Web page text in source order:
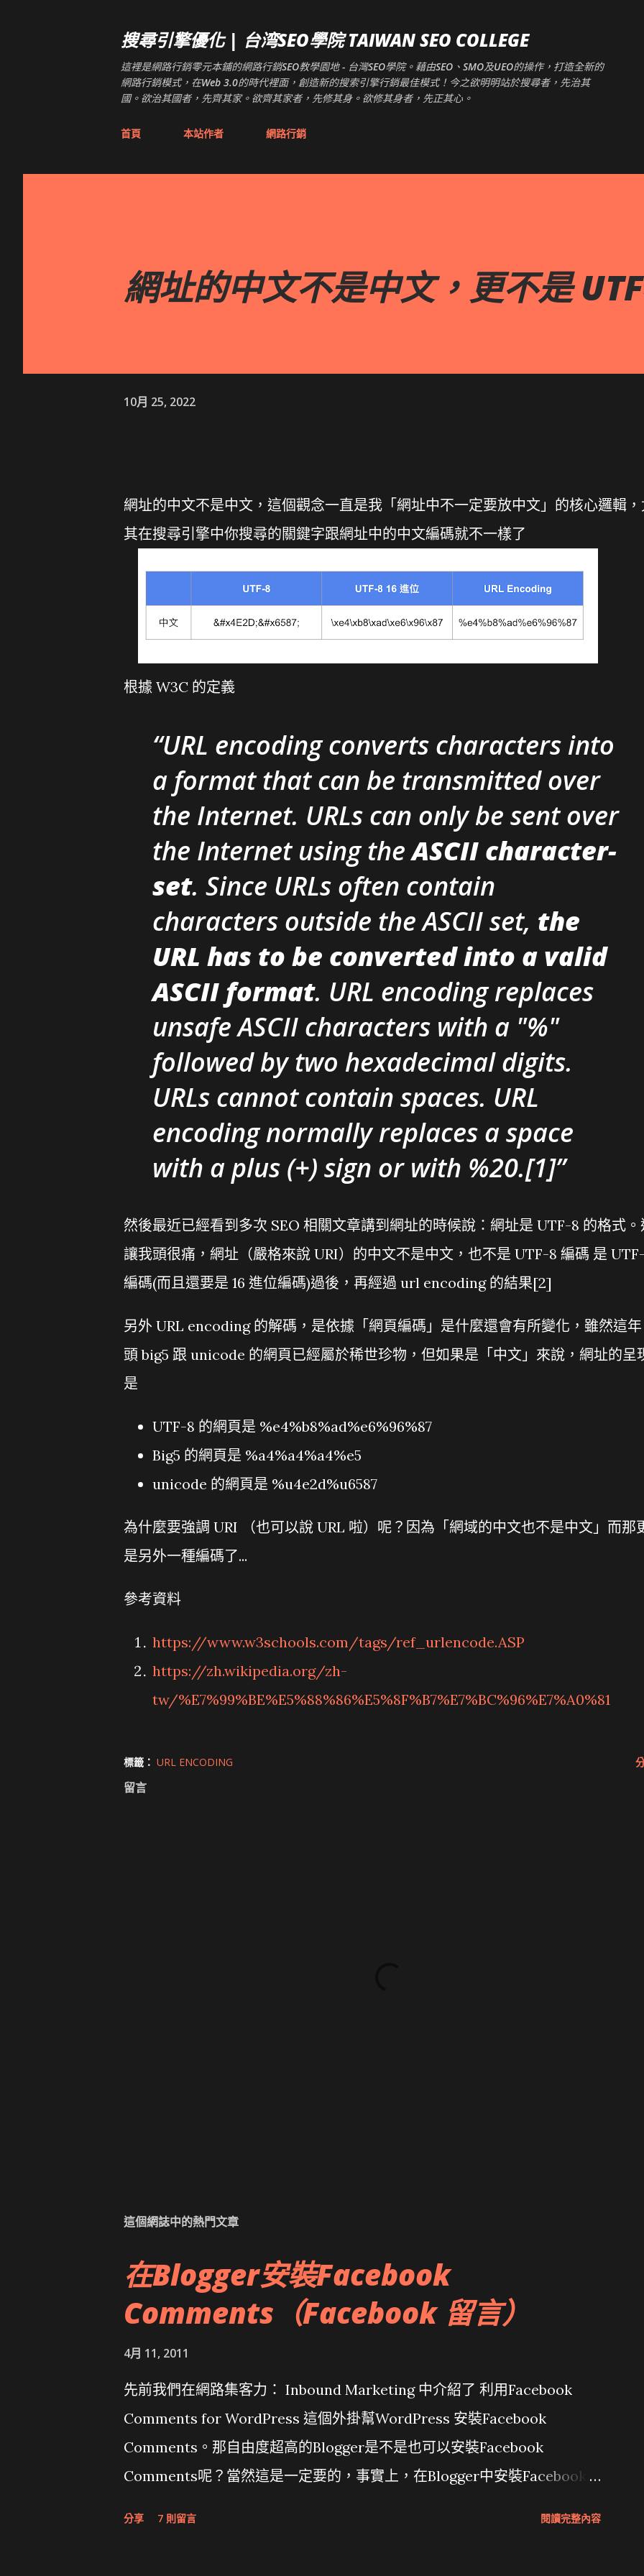
搜尋引擎優化 | 台湾SEO學院 TAIWAN SEO COLLEGE
這裡是網路行銷零元本鋪的網路行銷SEO教學園地 - 台灣SEO學院。藉由SEO、SMO及UEO的操作，打造全新的
網路行銷模式，在Web 3.0的時代裡面，創造新的搜索引擎行銷最佳模式！今之欲明明站於搜尋者，先治其
國。欲治其國者，先齊其家。欲齊其家者，先修其身。欲修其身者，先正其心。
首頁 本站作者 網路行銷
網址的中文不是中文，更不是
10月 25, 2022
網址的中文不是中文，這個觀念一直是我「網址中不一定要放中文」的核心邏輯
其在搜尋引擎中你搜尋的關鍵字跟網址中的中文編碼就不一樣了
根據 W3C 的定義
URL encoding converts characters into
a format that can be transmitted over
the Internet. URLs can only be sent over
the Internet using theASCII character-
set. Since URLs often contain
characters outside the ASCII set, the
URL has to be converted into a valid
ASCII format. URL encoding replaces
unsafe ASCII characters with a "%"
followed by two hexadecimal digits.
URLs cannot contain spaces. URL
encoding normally replaces a space
with a plus (+) sign or with %20.[1]
然後最近已經看到多次 SEO 相關文章講到網址的時候說：網址是 UTF-8 的格式。
讓我頭很痛，網址（嚴格來說 URI）的中文不是中文，也不是 UTF-8 編碼 是
編碼(而且還要是 16 進位編碼)過後，再經過 url encoding 的結果[2]
另外 URL encoding 的解碼，是依據「網頁編碼」是什麼還會有所變化，雖然這年
頭 big5 跟 unicode 的網頁已經屬於稀世珍物，但如果是「中文」來說，網址的呈
是
UTF-8 的網頁是 %e4%b8%ad%e6%96%87
Big5 的網頁是 %a4%a4%a4%e5
unicode 的網頁是 %u4e2d%u6587
為什麼要強調 URI （也可以說 URL 啦）呢？因為「網域的中文也不是中文」而那
是另外一種編碼了...
參考資料
https://www.w3schools.com/tags/ref_urlencode.ASP
https://zh.wikipedia.org/zh-
tw/%E7%99%BE%E5%88%86%E5%8F%B7%E7%BC%96%E7%A0%81
標籤： URL ENCODING
留言
這個網誌中的熱門文章
在Blogger安裝Facebook
Comments（Facebook 留言）
4月 11, 2011
先前我們在網路集客力： Inbound Marketing 中介紹了 利用Facebook
Comments for WordPress 這個外掛幫WordPress 安裝Facebook
Comments。那自由度超高的Blogger是不是也可以安裝Facebook
Comments呢？當然這是一定要的，事實上，在Blogger中安裝Facebook
分享 7 則留言 閱讀完整內容